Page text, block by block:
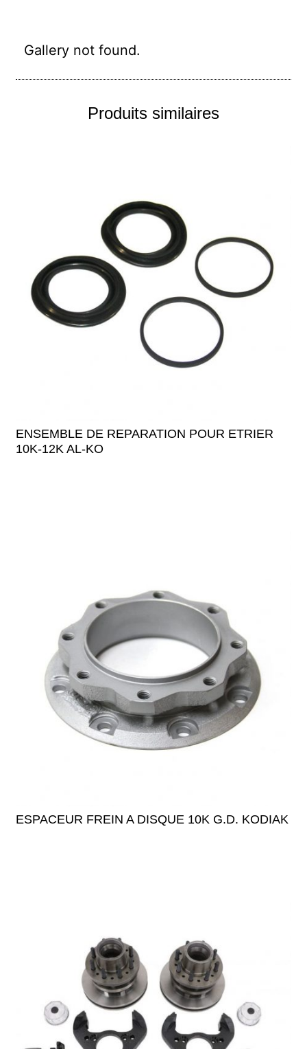
Gallery not found.
Produits similaires
ENSEMBLE DE REPARATION POUR ETRIER
10K-12K AL-KO
ESPACEUR FREIN A DISQUE 10K G.D. KODIAK